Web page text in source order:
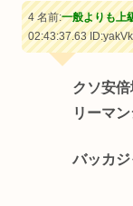
4 名前:一般よりも上
02:43:37.63
クソ安
リーマ
バッカ